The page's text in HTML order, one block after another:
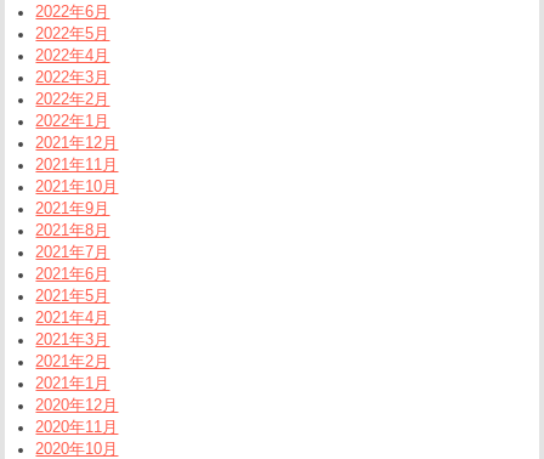
2022年6月
2022年5月
2022年4月
2022年3月
2022年2月
2022年1月
2021年12月
2021年11月
2021年10月
2021年9月
2021年8月
2021年7月
2021年6月
2021年5月
2021年4月
2021年3月
2021年2月
2021年1月
2020年12月
2020年11月
2020年10月